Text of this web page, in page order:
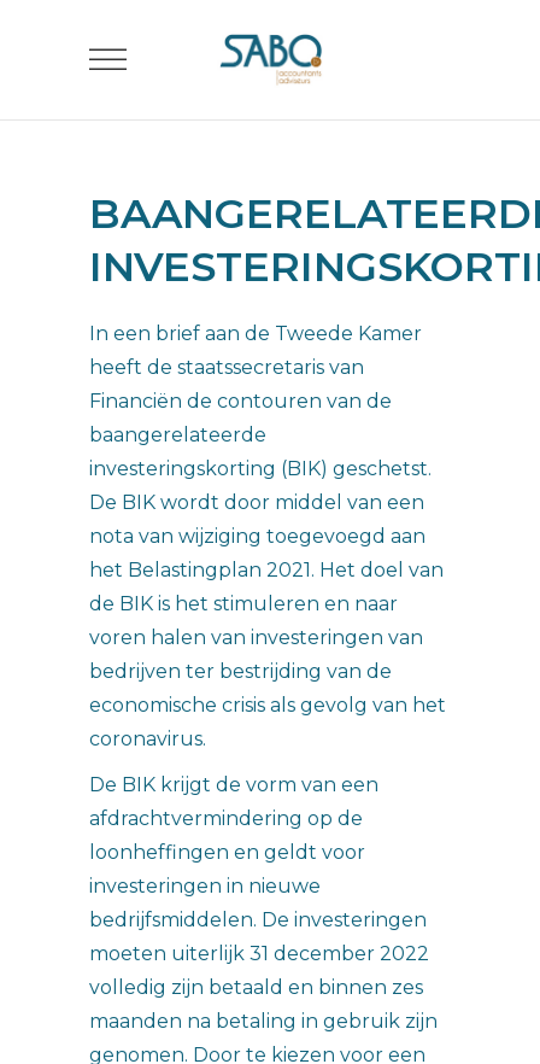
In een brief aan de Tweede Kamer
heeft de staatssecretaris van
Financiën de contouren van de
baangerelateerde
investeringskorting (BIK) geschetst.
De BIK wordt door middel van een
nota van wijziging toegevoegd aan
het Belastingplan 2021. Het doel van
de BIK is het stimuleren en naar
voren halen van investeringen van
bedrijven ter bestrijding van de
economische crisis als gevolg van het
coronavirus.
De BIK krijgt de vorm van een
afdrachtvermindering op de
loonheffingen en geldt voor
investeringen in nieuwe
bedrijfsmiddelen. De investeringen
moeten uiterlijk 31 december 2022
volledig zijn betaald en binnen zes
maanden na betaling in gebruik zijn
genomen. Door te kiezen voor een